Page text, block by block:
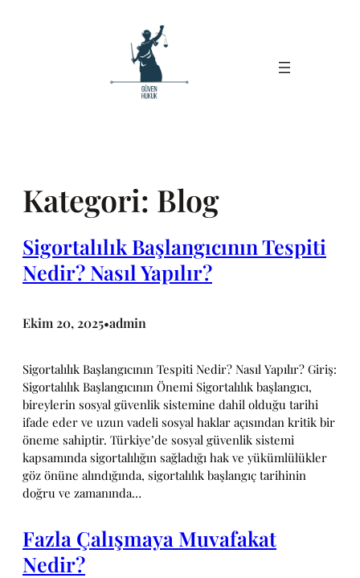
Kategori: Blog
Sigortalılık Başlangıcının Tespiti
Nedir? Nasıl Yapılır?
Ekim 20, 2025•admin
Sigortalılık Başlangıcının Tespiti Nedir? Nasıl Yapılır? Giriş:
Sigortalılık Başlangıcının Önemi Sigortalılık başlangıcı,
bireylerin sosyal güvenlik sistemine dahil olduğu tarihi
ifade eder ve uzun vadeli sosyal haklar açısından kritik bir
öneme sahiptir. Türkiye’de sosyal güvenlik sistemi
kapsamında sigortalılığın sağladığı hak ve yükümlülükler
göz önüne alındığında, sigortalılık başlangıç tarihinin
doğru ve zamanında…
Fazla Çalışmaya Muvafakat
Nedir?